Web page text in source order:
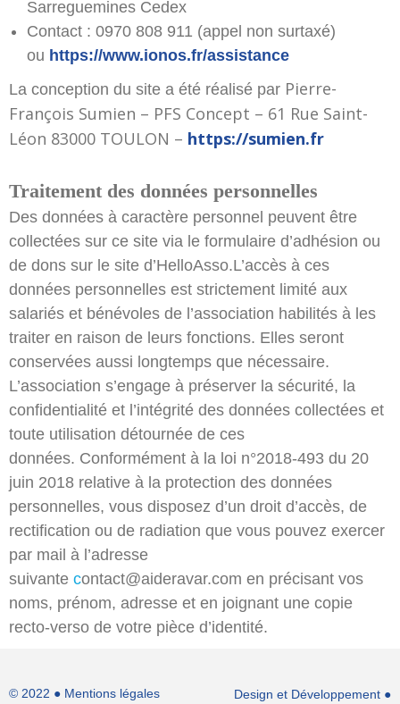
Intégrer l’équipe des
professionnels
Actualités
Actualités
Évènements
Faire un don
Sarreguemines Cedex
Contact : 0970 808 911 (appel non surtaxé)
ou https://www.ionos.fr/assistance
La conception du site a été réalisé par Pierre-
François Sumien – PFS Concept – 61 Rue Saint-
Léon 83000 TOULON – https://sumien.fr
Traitement des données personnelles
Des données à caractère personnel peuvent être
collectées sur ce site via le formulaire d’adhésion ou
de dons sur le site d’HelloAsso.L’accès à ces
données personnelles est strictement limité aux
salariés et bénévoles de l’association habilités à les
traiter en raison de leurs fonctions. Elles seront
conservées aussi longtemps que nécessaire.
L’association s’engage à préserver la sécurité, la
confidentialité et l’intégrité des données collectées et
toute utilisation détournée de ces
données. Conformément à la loi n°2018-493 du 20
juin 2018 relative à la protection des données
personnelles, vous disposez d’un droit d’accès, de
rectification ou de radiation que vous pouvez exercer
par mail à l’adresse
suivante contact@aideravar.com en précisant vos
noms, prénom, adresse et en joignant une copie
recto-verso de votre pièce d’identité.
© 2022 ● Mentions légales Design et Développement ●